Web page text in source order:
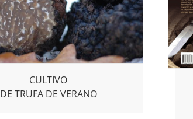
CULTIVO
DE TRUFA DE VERANO